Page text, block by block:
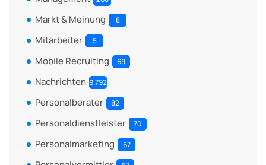
Markt & Meinung 8
Mitarbeiter 5
Mobile Recruiting 69
Nachrichten 9.792
Personalberater 82
Personaldienstleister 70
Personalmarketing 67